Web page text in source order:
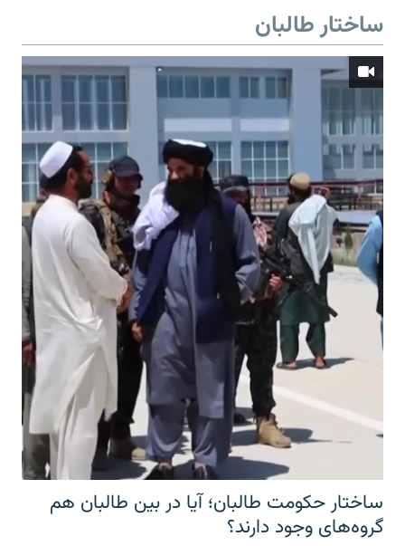
ساختار طالبان
ساختار حکومت طالبان؛ آیا در بین طالبان هم
گروه‌های وجود دارند؟